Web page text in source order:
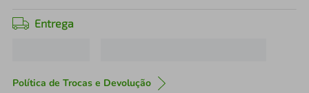
Entrega
Política de Trocas e Devolução